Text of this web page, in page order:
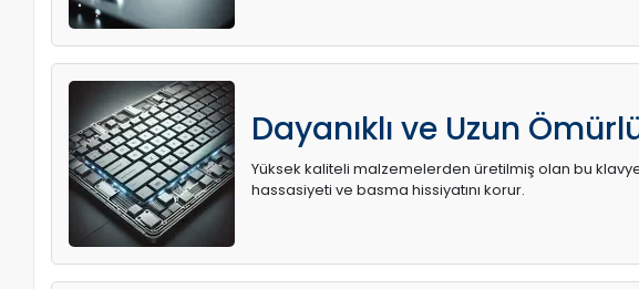
Dayanıklı ve Uzun
Yüksek kaliteli malzemelerden üretilmiş olan bu klavye,
hassasiyeti ve basma hissiyatını korur.